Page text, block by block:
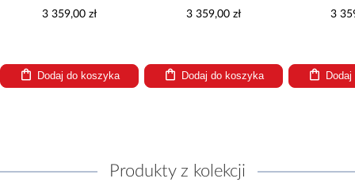
3 359,00 zł
Dodaj do koszyka
3 359,00 zł
Dodaj do koszyka
3
Produkty z kolekcji